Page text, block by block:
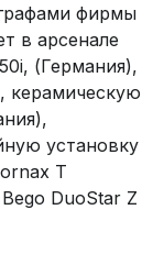
фирмы
в арсенале
(Германия),
керамическую
установку
T
DuoStar Z